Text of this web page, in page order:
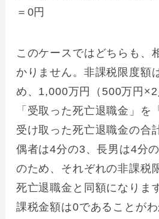
＝0円
このケースではどちらも、
かりません。非課税限度額
め、1,000万円（500万円×2
「受取った死亡退職金」を
受け取った死亡退職金の合
偶者は4分の3、長男は4分
のため、それぞれの非課税
死亡退職金と同額になりま
課税金額は0であることがわ